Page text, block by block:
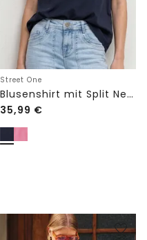
Street One
Blusenshirt mit Split Neck und Volant-Ärmeln
35,99 €